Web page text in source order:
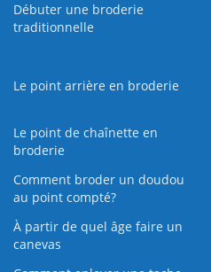
Débuter une broderie
traditionnelle
Le point arrière en broderie
Le point de chaînette en
broderie
Comment broder un doudou
au point compté?
À partir de quel âge faire un
canevas